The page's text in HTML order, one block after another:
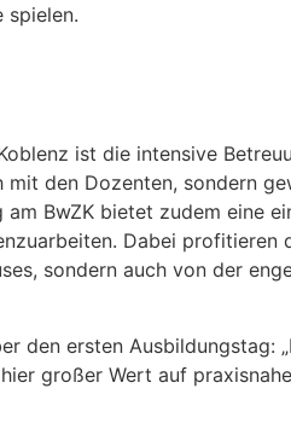
spielen.
ist die intensive
den Dozenten, sondern
BwZK bietet zudem eine
Dabei profitieren
sondern auch von der
den ersten
großer Wert auf